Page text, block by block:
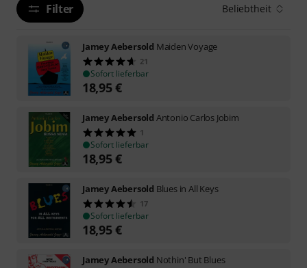
Filter Beliebtheit
Jamey Aebersold Maiden Voyage
21
Sofort lieferbar
18,95€
Jamey Aebersold Antonio Carlos Jobim
1
Sofort lieferbar
18,95€
Jamey Aebersold Blues in All Keys
17
Sofort lieferbar
18,95€
Jamey Aebersold Nothin' But Blues